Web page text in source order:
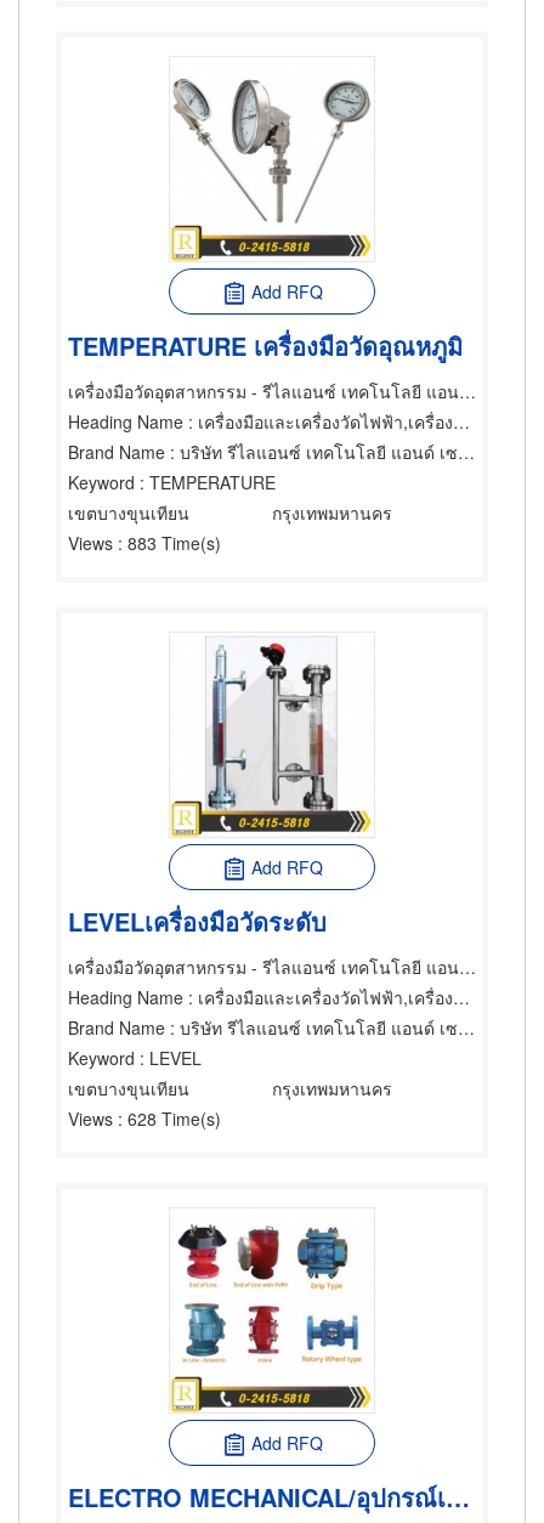
Add RFQ
TEMPERATURE เครื่องมือวัดอุณหภูมิ
เครื่องมือวัดอุตสาหกรรม - รีไลแอนซ์ เทคโนโลยี แอนด์ เซอร์วิส
Heading Name : เครื่องมือและเครื่องวัดไฟฟ้า,เครื่องควบคุมแรงดันและระบบจ่ายกระแสไฟฟ้าต่อเนื่อง,ผู้ขายเครื่องมือและอุปกรณ์อิเล็กทรอนิกส์
Brand Name : บริษัท รีไลแอนซ์ เทคโนโลยี แอนด์ เซอร์วิส จำกัด
Keyword : TEMPERATURE
เขตบางขุนเทียน
กรุงเทพมหานคร
Views : 883 Time(s)
Add RFQ
LEVELเครื่องมือวัดระดับ
เครื่องมือวัดอุตสาหกรรม - รีไลแอนซ์ เทคโนโลยี แอนด์ เซอร์วิส
Heading Name : เครื่องมือและเครื่องวัดไฟฟ้า,เครื่องควบคุมแรงดันและระบบจ่ายกระแสไฟฟ้าต่อเนื่อง,ผู้ขายเครื่องมือและอุปกรณ์อิเล็กทรอนิกส์
Brand Name : บริษัท รีไลแอนซ์ เทคโนโลยี แอนด์ เซอร์วิส จำกัด
Keyword : LEVEL
เขตบางขุนเทียน
กรุงเทพมหานคร
Views : 628 Time(s)
Add RFQ
ELECTRO MECHANICAL/อุปกรณ์เครื่องกลไฟฟ้า